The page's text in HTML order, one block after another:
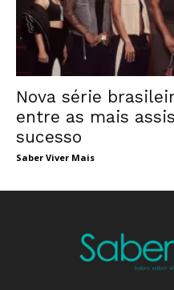
Nova série
entre as mais
sucesso
Saber Viver Mais